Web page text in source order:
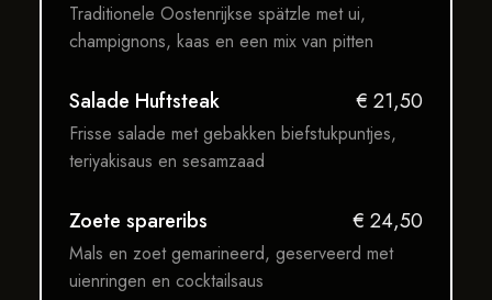
Traditionele Oostenrijkse spätzle met ui,
champignons, kaas en een mix van pitten
Salade Huftsteak € 21,50
Frisse salade met gebakken biefstukpuntjes,
teriyakisaus en sesamzaad
Zoete spareribs € 24,50
Mals en zoet gemarineerd, geserveerd met
uienringen en cocktailsaus